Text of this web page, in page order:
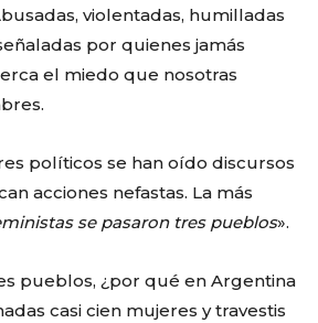
violentadas, humilladas
por quienes jamás
el miedo que nosotras
políticos se han oído discursos
acciones nefastas. La más
se pasaron tres pueblos».
pueblos, ¿por qué en Argentina
casi cien mujeres y travestis